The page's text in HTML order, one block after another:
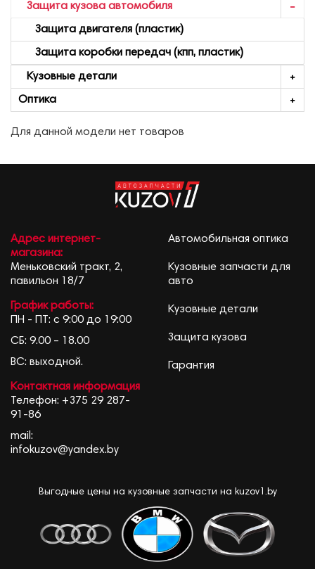
Защита кузова автомобиля
Защита двигателя (пластик)
Защита коробки передач (кпп, пластик)
Кузовные детали
Оптика
Для данной модели нет товаров
Адрес интернет-
магазина:
Меньковский тракт, 2,
павильон 18/7
График работы:
ПН - ПТ: с 9:00 до 19:00
СБ: 9.00 – 18.00
ВС: выходной.
Контактная информация
Телефон: +375 29 287-
91-86
mail:
infokuzov@yandex.by
Автомобильная оптика
Кузовные запчасти для
авто
Кузовные детали
Защита кузова
Гарантия
Выгодные цены на кузовные запчасти на kuzov1.by